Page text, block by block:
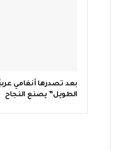
بعد تصدرها أنغامي
الطويل” يصنع النجاح